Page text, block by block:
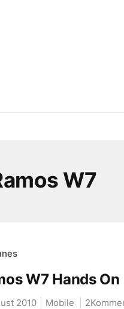
W7
W7 Hands
2010 Mobile